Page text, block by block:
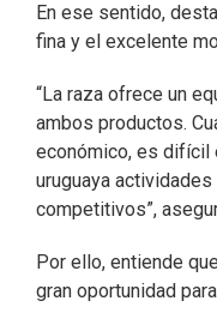
En ese sentido,
fina y el excelente
“La raza ofrece un
ambos productos.
económico, es difícil
uruguaya
competitivos”,
Por ello, entiende
gran oportunidad